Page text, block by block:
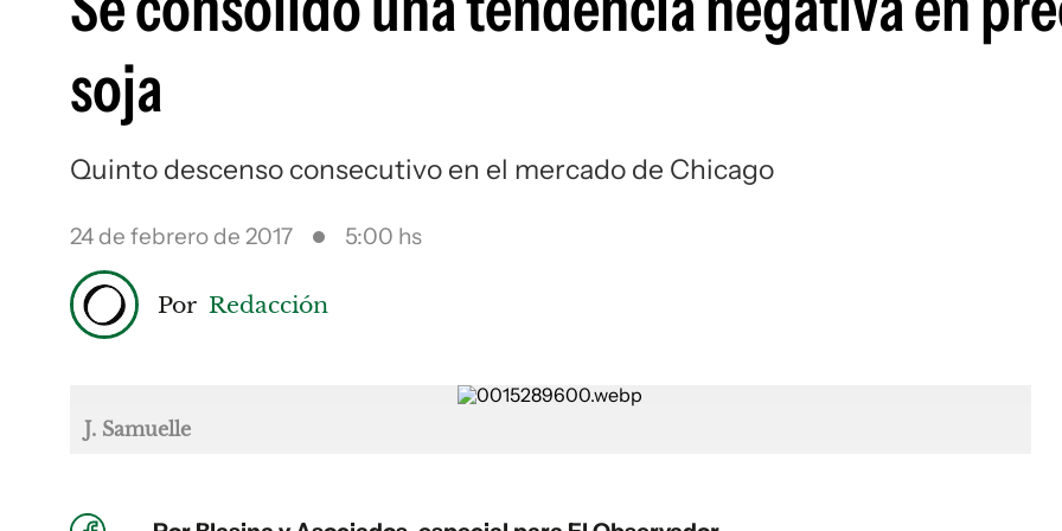
soja
Quinto descenso consecutivo en el mercado de Chicago
24 de febrero de 2017 5:00 hs
Por Redacción
J. Samuelle